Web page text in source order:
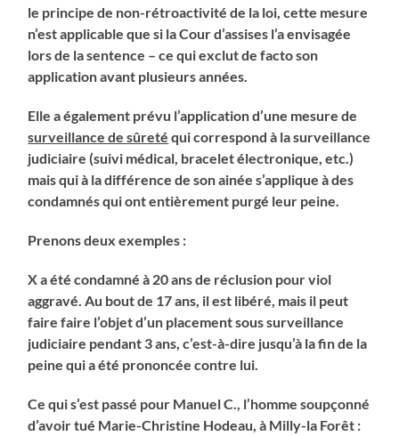
le principe de non-rétroactivité de la loi, cette mesure
n’est applicable que si la Cour d’assises l’a envisagée
lors de la sentence – ce qui exclut de facto son
application avant plusieurs années.
Elle a également prévu l’application d’une mesure de
surveillance de sûreté qui correspond à la surveillance
judiciaire (suivi médical, bracelet électronique, etc.)
mais qui à la différence de son ainée s’applique à des
condamnés qui ont entièrement purgé leur peine.
Prenons deux exemples :
X a été condamné à 20 ans de réclusion pour viol
aggravé. Au bout de 17 ans, il est libéré, mais il peut
faire faire l’objet d’un placement sous surveillance
judiciaire pendant 3 ans, c’est-à-dire jusqu’à la fin de la
peine qui a été prononcée contre lui.
Ce qui s’est passé pour Manuel C., l’homme soupçonné
d’avoir tué Marie-Christine Hodeau, à Milly-la Forêt :